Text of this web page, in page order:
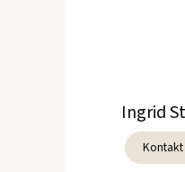
Ingrid